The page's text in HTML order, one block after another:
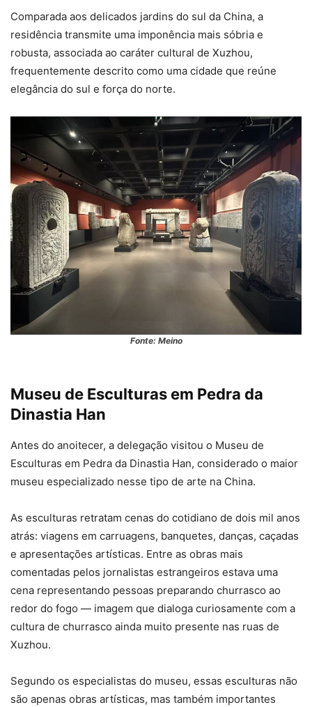
Comparada aos delicados jardins do sul da China, a
residência transmite uma imponência mais sóbria e
robusta, associada ao caráter cultural de Xuzhou,
frequentemente descrito como uma cidade que reúne
elegância do sul e força do norte.
Fonte: Meino
Museu de Esculturas em Pedra da
Dinastia Han
Antes do anoitecer, a delegação visitou o Museu de
Esculturas em Pedra da Dinastia Han, considerado o maior
museu especializado nesse tipo de arte na China.
As esculturas retratam cenas do cotidiano de dois mil anos
atrás: viagens em carruagens, banquetes, danças, caçadas
e apresentações artísticas. Entre as obras mais
comentadas pelos jornalistas estrangeiros estava uma
cena representando pessoas preparando churrasco ao
redor do fogo — imagem que dialoga curiosamente com a
cultura de churrasco ainda muito presente nas ruas de
Xuzhou.
Segundo os especialistas do museu, essas esculturas não
são apenas obras artísticas, mas também importantes